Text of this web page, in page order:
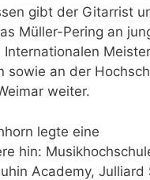
gibt der Gitarrist
Müller-Pering an
sowie an der
weiter.
legte eine
hin:
Academy, Julliard